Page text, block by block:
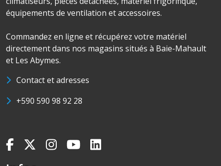
équipements de ventilation et accessoires.
Commandez en ligne et récupérez votre matériel
directement dans nos magasins situés à Baie-Mahault
et Les Abymes.
Contact et adresses
+590 590 98 92 28